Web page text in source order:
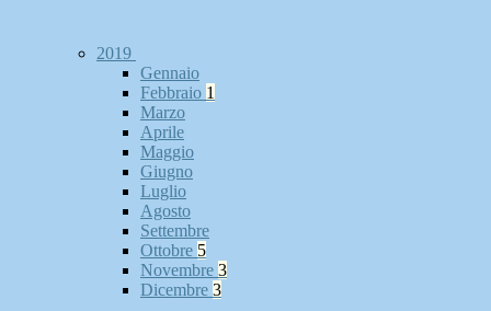
2019
Gennaio
Febbraio 1
Marzo
Aprile
Maggio
Giugno
Luglio
Agosto
Settembre
Ottobre 5
Novembre 3
Dicembre 3